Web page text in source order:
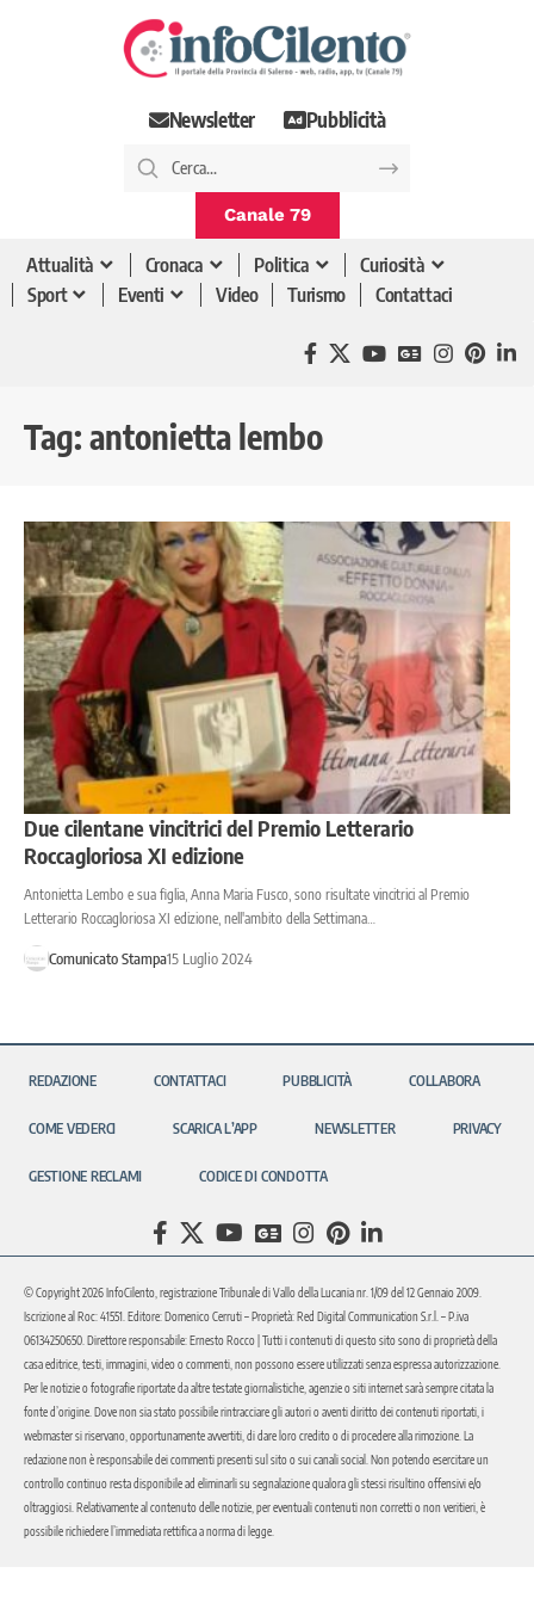
Newsletter Pubblicità
Canale 79
Attualità Cronaca Politica
Curiosità
Sport
Eventi Video Turismo Contattaci
Tag: antonietta lembo
Due cilentane vincitrici del Premio Letterario
Roccagloriosa XI edizione
Antonietta Lembo e sua figlia, Anna Maria Fusco, sono risultate vincitrici al Premio
Letterario Roccagloriosa XI edizione, nell'ambito della Settimana…
Comunicato Stampa15 Luglio 2024
REDAZIONE CONTATTACI PUBBLICITÀ COLLABORA
COME VEDERCI SCARICA L’APP NEWSLETTER PRIVACY
GESTIONE RECLAMI CODICE DI CONDOTTA
© Copyright 2026 InfoCilento, registrazione Tribunale di Vallo della Lucania nr. 1/09 del 12 Gennaio 2009.
Iscrizione al Roc: 41551. Editore: Domenico Cerruti – Proprietà: Red Digital Communication S.r.l. – P.iva
06134250650. Direttore responsabile: Ernesto Rocco | Tutti i contenuti di questo sito sono di proprietà della
casa editrice, testi, immagini, video o commenti, non possono essere utilizzati senza espressa autorizzazione.
Per le notizie o fotografie riportate da altre testate giornalistiche, agenzie o siti internet sarà sempre citata la
fonte d’origine. Dove non sia stato possibile rintracciare gli autori o aventi diritto dei contenuti riportati, i
webmaster si riservano, opportunamente avvertiti, di dare loro credito o di procedere alla rimozione. La
redazione non è responsabile dei commenti presenti sul sito o sui canali social. Non potendo esercitare un
controllo continuo resta disponibile ad eliminarli su segnalazione qualora gli stessi risultino offensivi e/o
oltraggiosi. Relativamente al contenuto delle notizie, per eventuali contenuti non corretti o non veritieri, è
possibile richiedere l’immediata rettifica a norma di legge.